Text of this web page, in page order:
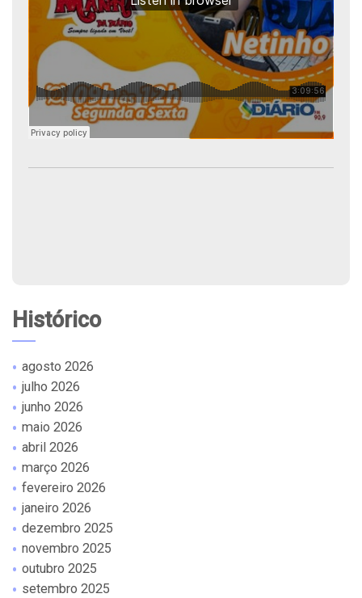
Histórico
agosto 2026
julho 2026
junho 2026
maio 2026
abril 2026
março 2026
fevereiro 2026
janeiro 2026
dezembro 2025
novembro 2025
outubro 2025
setembro 2025